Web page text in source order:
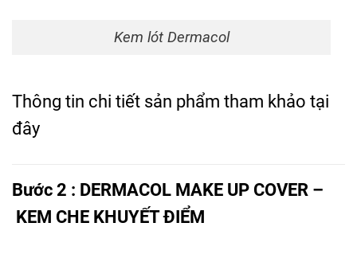
Kem lót Dermacol
Thông tin chi tiết sản phẩm tham khảo tại
đây
Bước 2 : DERMACOL MAKE UP COVER –
KEM CHE KHUYẾT ĐIỂM